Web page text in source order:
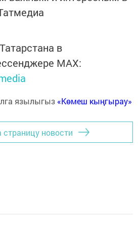
в
MАХ:
язылыгыз «Көмеш кыңгырау»
страницу новости